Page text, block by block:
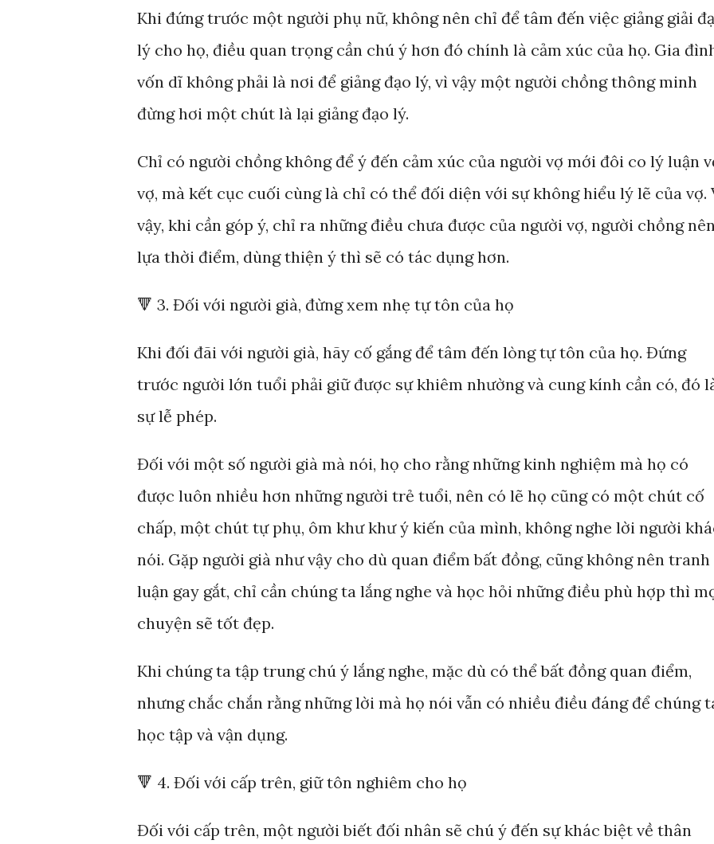
Khi đứng trước một người phụ nữ, không nên chỉ để tâm đến việc giảng giải
lý cho họ, điều quan trọng cần chú ý hơn đó chính là cảm xúc của họ. Gia
vốn dĩ không phải là nơi để giảng đạo lý, vì vậy một người chồng thông minh
đừng hơi một chút là lại giảng đạo lý.
Chỉ có người chồng không để ý đến cảm xúc của người vợ mới đôi co lý luận
vợ, mà kết cục cuối cùng là chỉ có thể đối diện với sự không hiểu lý lẽ của vợ.
vậy, khi cần góp ý, chỉ ra những điều chưa được của người vợ, người chồng
lựa thời điểm, dùng thiện ý thì sẽ có tác dụng hơn.
🔻 3. Đối với người già, đừng xem nhẹ tự tôn của họ
Khi đối đãi với người già, hãy cố gắng để tâm đến lòng tự tôn của họ. Đứng
trước người lớn tuổi phải giữ được sự khiêm nhường và cung kính cần có, đó
sự lễ phép.
Đối với một số người già mà nói, họ cho rằng những kinh nghiệm mà họ có
được luôn nhiều hơn những người trẻ tuổi, nên có lẽ họ cũng có một chút cố
chấp, một chút tự phụ, ôm khư khư ý kiến của mình, không nghe lời người
nói. Gặp người già như vậy cho dù quan điểm bất đồng, cũng không nên tranh
luận gay gắt, chỉ cần chúng ta lắng nghe và học hỏi những điều phù hợp thì
chuyện sẽ tốt đẹp.
Khi chúng ta tập trung chú ý lắng nghe, mặc dù có thể bất đồng quan điểm,
nhưng chắc chắn rằng những lời mà họ nói vẫn có nhiều điều đáng để chúng
học tập và vận dụng.
🔻 4. Đối với cấp trên, giữ tôn nghiêm cho họ
Đối với cấp trên, một người biết đối nhân sẽ chú ý đến sự khác biệt về thân